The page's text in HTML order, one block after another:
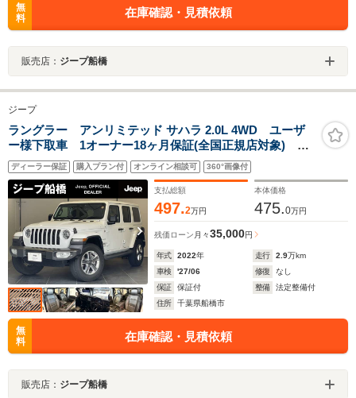
無
料
在庫確認・見積依頼
販売店： ジープ船橋
ジープ
ラングラー アンリミテッド サハラ 2.0L 4WD ユーザ
ー様下取車 1オーナー18ヶ月保証(全国正規店対象)
CarPlay 4x4システム レザーシート(ヒーター付) セ
ーフティ機能 禁煙車 記録簿 取扱説明書 スペアキ
ー 認定中古車
ディーラー保証 購入プラン付 オンライン相談可 360°画像付
支払総額
497.2万円
本体価格
475.0万円
残価ローン 月々35,000円
年式 2022年 走行 2.9万km
車検
'27/06 修復
なし
保証
保証付 整備
法定整備付
住所
千葉県船橋市
無
料
在庫確認・見積依頼
販売店： ジープ船橋